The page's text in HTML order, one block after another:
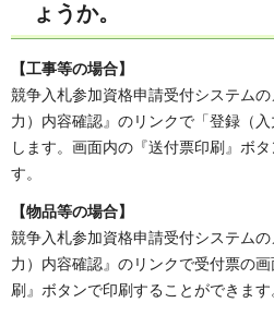
ょうか。
【工事等の場合】
競争入札参加資格申請受付システム
力）内容確認』のリンクで「登録（
します。画面内の『送付票印刷』ボ
す。
【物品等の場合】
競争入札参加資格申請受付システム
力）内容確認』のリンクで受付票の
刷』ボタンで印刷することができます